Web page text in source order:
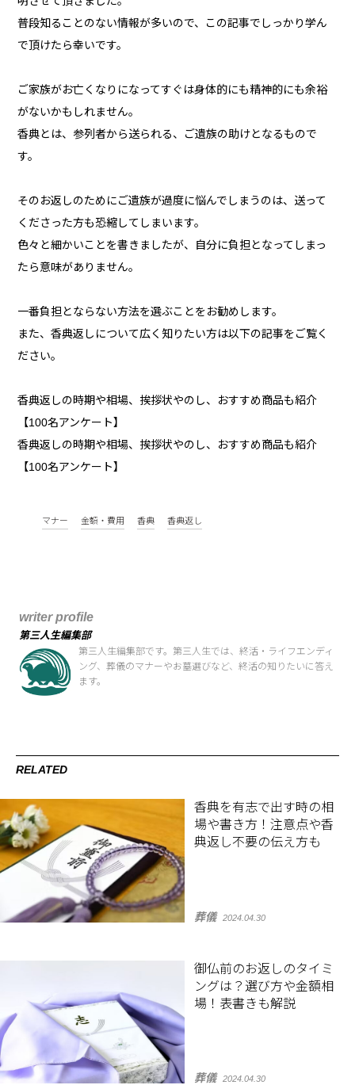
普段知ることのない情報が多いので、この記事でしっかり学ん
で頂けたら幸いです。
ご家族がお亡くなりになってすぐは身体的にも精神的にも余裕
がないかもしれません。
香典とは、参列者から送られる、ご遺族の助けとなるもので
す。
そのお返しのためにご遺族が過度に悩んでしまうのは、送って
くださった方も恐縮してしまいます。
色々と細かいことを書きましたが、自分に負担となってしまっ
たら意味がありません。
一番負担とならない方法を選ぶことをお勧めします。
また、香典返しについて広く知りたい方は以下の記事をご覧く
ださい。
香典返しの時期や相場、挨拶状やのし、おすすめ商品も紹介
【100名アンケート】
香典返しの時期や相場、挨拶状やのし、おすすめ商品も紹介
【100名アンケート】
マナー 金額・費用 香典 香典返し
writer profile
第三人生編集部
第三人生編集部です。第三人生では、終活・ライフエンディ
ング、葬儀のマナーやお墓選びなど、終活の知りたいに答え
ます。
RELATED
香典を有志で出す時の相
場や書き方！注意点や香
典返し不要の伝え方も
葬儀 2024.04.30
御仏前のお返しのタイミ
ングは？選び方や金額相
場！表書きも解説
葬儀 2024.04.30